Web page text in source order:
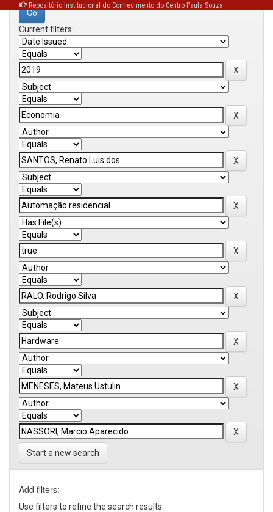
Repositório Institucional do Conhecimento do Centro Paula Souza
Current filters:
Start a new search
Add filters:
Use filters to refine the search results.